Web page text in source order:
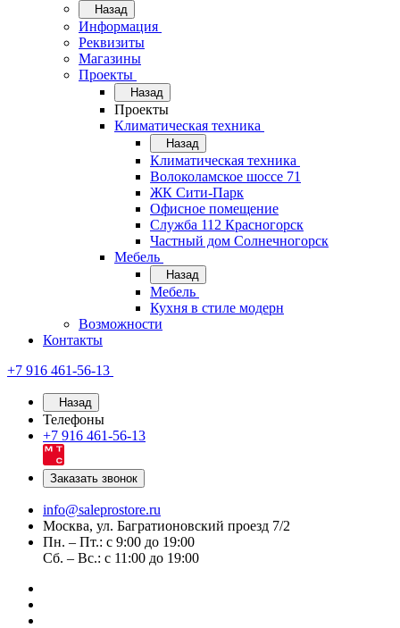
Назад
Информация
Реквизиты
Магазины
Проекты
Назад
Проекты
Климатическая техника
Назад
Климатическая техника
Волоколамское шоссе 71
ЖК Сити-Парк
Офисное помещение
Служба 112 Красногорск
Частный дом Солнечногорск
Мебель
Назад
Мебель
Кухня в стиле модерн
Возможности
Контакты
+7 916 461-56-13
Назад
Телефоны
+7 916 461-56-13
Заказать звонок
info@saleprostore.ru
Москва, ул. Багратионовский проезд 7/2
Пн. – Пт.: с 9:00 до 19:00
Сб. – Вс.: с 11:00 до 19:00